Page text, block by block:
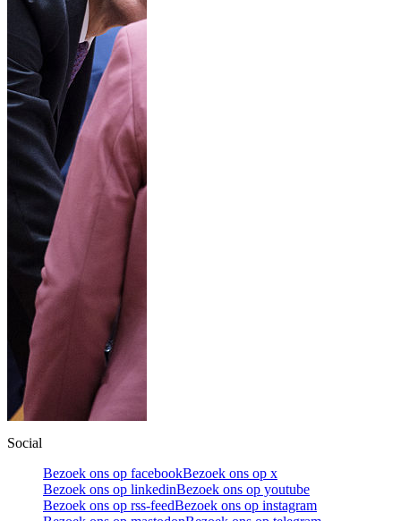
Social
Bezoek ons op facebookBezoek ons op x
Bezoek ons op linkedinBezoek ons op youtube
Bezoek ons op rss-feedBezoek ons op instagram